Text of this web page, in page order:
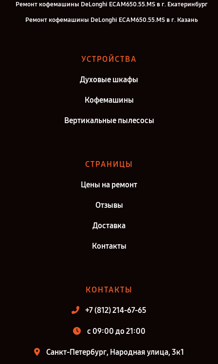
Ремонт кофемашины DeLonghi ECAM650.55.MS в г. Екатеринбург
Ремонт кофемашины DeLonghi ECAM650.55.MS в г. Казань
Ремонт кофемашины DeLonghi ECAM650.55.MS в г. Киров
Ремонт кофемашины DeLonghi ECAM650.55.MS в г. Москва
УСТРОЙСТВА
Духовые шкафы
Кофемашины
Вертикальные пылесосы
СТРАНИЦЫ
Цены на ремонт
Отзывы
Доставка
Контакты
КОНТАКТЫ
+7 (812) 214-67-65
c 09:00 до 21:00
Санкт-Петербург, Народная улица, 3к1